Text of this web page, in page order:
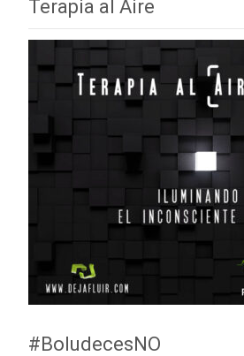
Terapia al Aire
#BoludecesNO